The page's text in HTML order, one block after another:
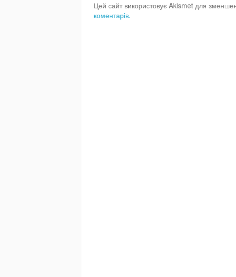
Цей сайт використовує Akismet для
коментарів.